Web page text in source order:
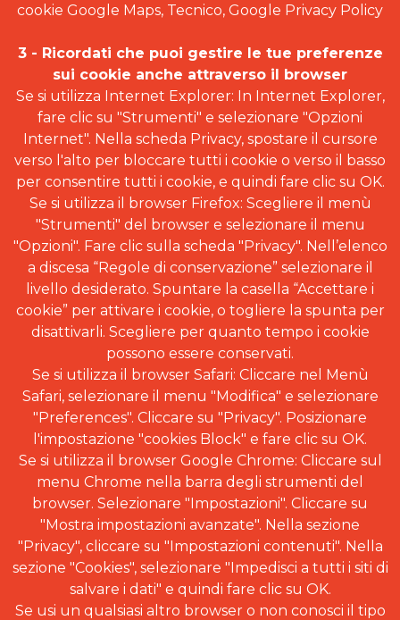
cookie Google Maps, Tecnico, Google Privacy Policy
3 - Ricordati che puoi gestire le tue preferenze
sui cookie anche attraverso il browser
Se si utilizza Internet Explorer: In Internet Explorer,
fare clic su "Strumenti" e selezionare "Opzioni
Internet". Nella scheda Privacy, spostare il cursore
verso l'alto per bloccare tutti i cookie o verso il basso
per consentire tutti i cookie, e quindi fare clic su OK.
Se si utilizza il browser Firefox: Scegliere il menù
"Strumenti" del browser e selezionare il menu
"Opzioni". Fare clic sulla scheda "Privacy". Nell’elenco
a discesa “Regole di conservazione” selezionare il
livello desiderato. Spuntare la casella “Accettare i
cookie” per attivare i cookie, o togliere la spunta per
disattivarli. Scegliere per quanto tempo i cookie
possono essere conservati.
Se si utilizza il browser Safari: Cliccare nel Menù
Safari, selezionare il menu "Modifica" e selezionare
"Preferences". Cliccare su "Privacy". Posizionare
l'impostazione "cookies Block" e fare clic su OK.
Se si utilizza il browser Google Chrome: Cliccare sul
menu Chrome nella barra degli strumenti del
browser. Selezionare "Impostazioni". Cliccare su
"Mostra impostazioni avanzate". Nella sezione
"Privacy", cliccare su "Impostazioni contenuti". Nella
sezione "Cookies", selezionare "Impedisci a tutti i siti di
salvare i dati" e quindi fare clic su OK.
Se usi un qualsiasi altro browser o non conosci il tipo